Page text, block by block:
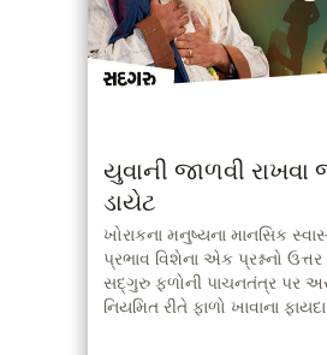
યુવાની જાળવી રાખવા
ડાયેટ
ખોરાકના મનુષ્યના માનસિક
પ્રભાવ વિશેના એક પ્રશ્નનો
સદ્ગુરુ ફળોની પાચનતંત્ર પર
નિયમિત રીતે ફાળો ખાવાના